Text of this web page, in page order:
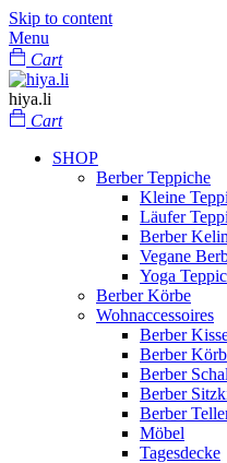
Skip to content
Menu
Cart
hiya.li
Cart
SHOP
Berber Teppiche
Kleine
Läufer
Berber
Vegane
Yoga
Berber Körbe
Wohnaccessoires
Berber
Berber
Berber
Berber
Berber
Möbel
Tagesdecke